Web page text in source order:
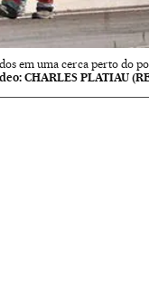
em uma cerca perto do
CHARLES PLATIAU